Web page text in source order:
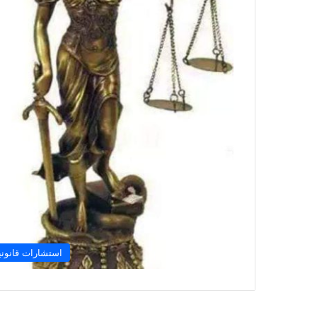
استشارات